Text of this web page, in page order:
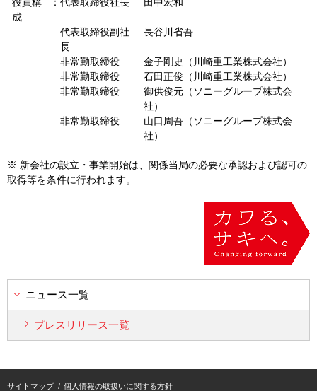
成
代表取締役副社
長
長谷川省吾
非常勤取締役
金子剛史（川崎重工業株式会社）
非常勤取締役
石田正俊（川崎重工業株式会社）
非常勤取締役
御供俊元（ソニーグループ株式会
社）
非常勤取締役
山口周吾（ソニーグループ株式会
社）
※ 新会社の設立・事業開始は、関係当局の必要な承認および認可の
取得等を条件に行われます。
ニュース一覧
プレスリリース一覧
サイトマップ 個人情報の取扱いに関する方針